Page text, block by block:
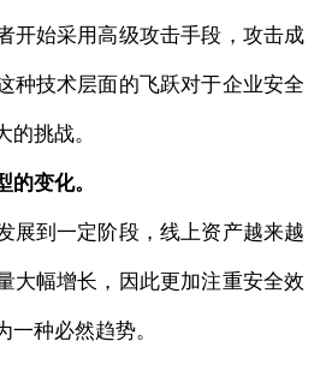
开始采用高级攻击手段，攻击成
种技术层面的飞跃对于企业安全
挑战。
变化。
展到一定阶段，线上资产越来越
大幅增长，因此更加注重安全效
种必然趋势。